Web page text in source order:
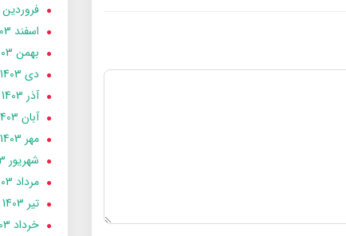
فروردین 1404
اسفند 1403
بهمن 1403
دی 1403
آذر 1403
آبان 1403
مهر 1403
شهریور 1403
مرداد 1403
تير 1403
خرداد 1403